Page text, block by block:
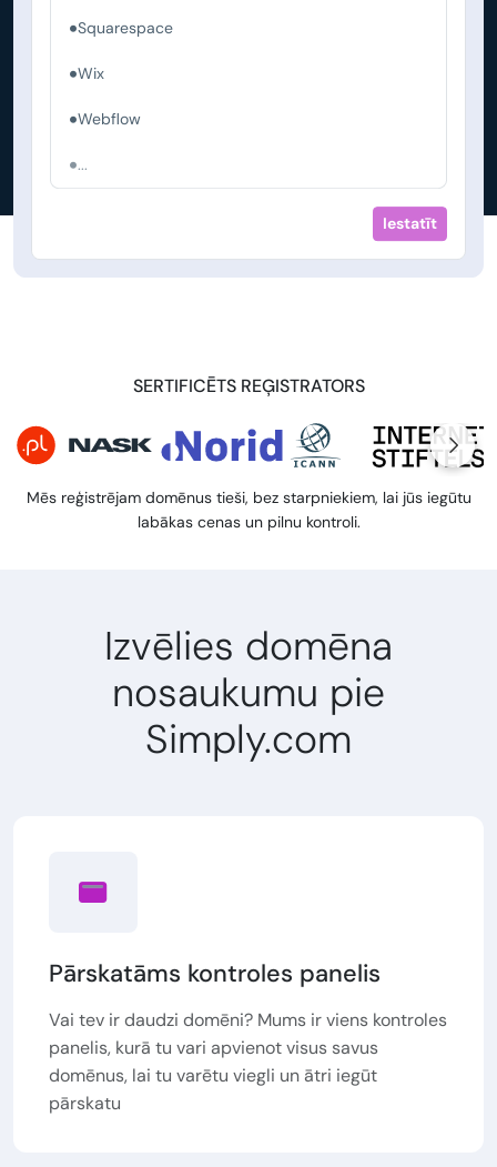
Squarespace
Wix
Webflow
...
Iestatīt
SERTIFICĒTS REĢISTRATORS
Mēs reģistrējam domēnus tieši, bez starpniekiem, lai jūs iegūtu
labākas cenas un pilnu kontroli.
Izvēlies domēna
nosaukumu pie
Simply.com
Pārskatāms kontroles panelis
Vai tev ir daudzi domēni? Mums ir viens kontroles
panelis, kurā tu vari apvienot visus savus
domēnus, lai tu varētu viegli un ātri iegūt
pārskatu